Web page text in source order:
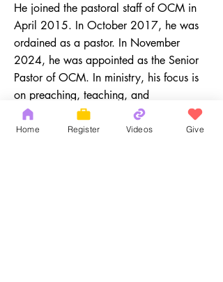
He joined the pastoral staff of OCM in
April 2015. In October 2017, he was
ordained as a pastor. In November
2024, he was appointed as the Senior
Pastor of OCM. In ministry, his focus is
on preaching, teaching, and
discipleship. He is married to Dr. Sue
Chen and has two children, Hope and
Home Register Videos Give